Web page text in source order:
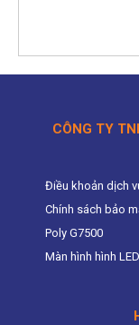
CÔNG TY
Điều khoản dịch
Chính sách bảo
Poly G7500
Màn hình hình